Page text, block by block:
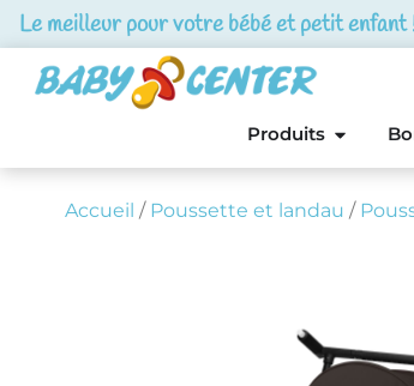
Le meilleur pour votre bébé et petit enfant
Produits
Accueil / Poussette et landau /